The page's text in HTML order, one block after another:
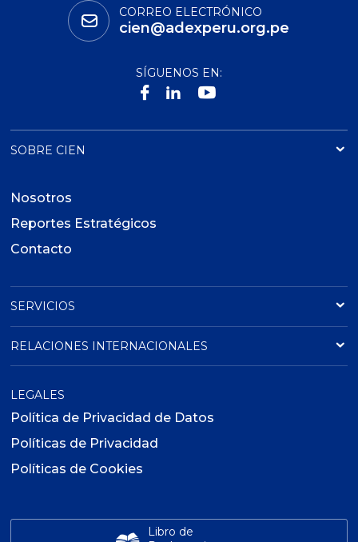
CORREO ELECTRÓNICO
cien@adexperu.org.pe
SÍGUENOS EN:
SOBRE CIEN
Nosotros
Reportes Estratégicos
Contacto
SERVICIOS
RELACIONES INTERNACIONALES
LEGALES
Política de Privacidad de Datos
Políticas de Privacidad
Políticas de Cookies
Libro de